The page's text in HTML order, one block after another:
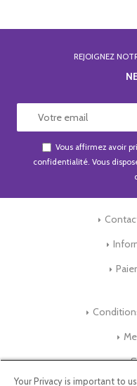
REJOIGNEZ
Vous affirmez avoir
confidentialité. Vous
Your Privacy is important to